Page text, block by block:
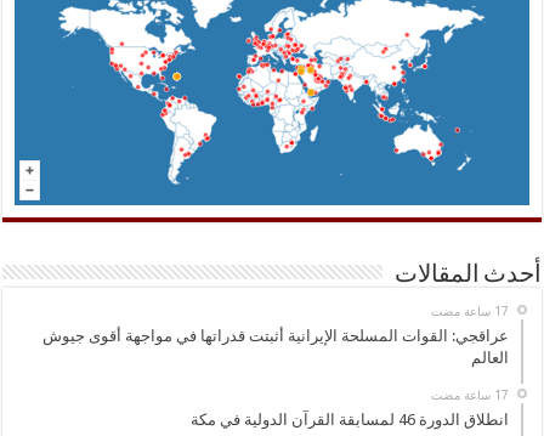
أحدث المقالات
عراقجي: القوات المسلحة الإيرانية أثبتت قدراتها في مواجهة أقوى جيوش
العالم
انطلاق الدورة 46 لمسابقة القرآن الدولية في مكة